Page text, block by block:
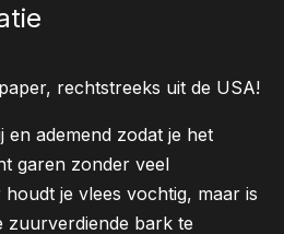
rechtstreeks uit de USA!
ademend zodat je het
garen zonder veel
je vlees vochtig, maar is
zuurverdiende bark te